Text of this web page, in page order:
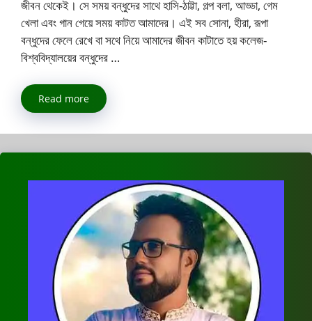
জীবন থেকেই। সে সময় বন্ধুদের সাথে হাসি-ঠাট্টা, গল্প বলা, আড্ডা, গেম
খেলা এবং গান গেয়ে সময় কাটত আমাদের। এই সব সোনা, হীরা, রূপা
বন্ধুদের ফেলে রেখে বা সথে নিয়ে আমাদের জীবন কাটাতে হয় কলেজ-
বিশ্ববিদ্যালয়ের বন্ধুদের …
Read more